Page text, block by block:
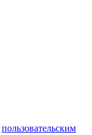
пользовательским